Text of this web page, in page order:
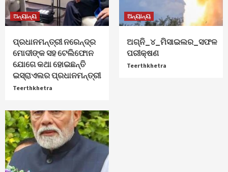
ଅନ୍ୟାନ୍ୟ
ପ୍ରଧାନମନ୍ତ୍ରୀ ନରେନ୍ଦ୍ର
ମୋଦୀଙ୍କ ସହ ଟେଲିଫୋନ
ଯୋଗେ କଥା ହୋଇଛନ୍ତି
ଇସ୍ରାଏଲର ପ୍ରଧାନମନ୍ତ୍ରୀ
Teerthkhetra
ଅନ୍ୟାନ୍ୟ
ଅଗ୍ନି_୪_ମିସାଇଲର_ସଫଳ
ପରୀକ୍ଷଣ
Teerthkhetra